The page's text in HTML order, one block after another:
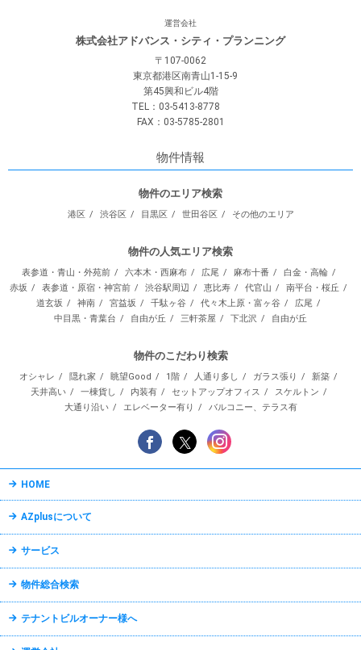
運営会社
株式会社アドバンス・シティ・プランニング
〒107-0062
東京都港区南青山1-15-9
第45興和ビル4階
TEL：03-5413-8778
FAX：03-5785-2801
物件情報
物件のエリア検索
港区 渋谷区 目黒区 世田谷区 その他のエリア
物件の人気エリア検索
表参道・青山・外苑前 六本木・西麻布 広尾 麻布十番
白金・高輪
赤坂
表参道・原宿・神宮前 渋谷駅周辺 恵比寿 代官山
南平台・桜丘
道玄坂
神南 宮益坂 千駄ヶ谷 代々木上原・富ヶ谷
広尾
中目黒・青葉台
自由が丘 三軒茶屋 下北沢 自由が丘
物件のこだわり検索
オシャレ 隠れ家 眺望Good 1階 人通り多し ガラス張り
新築
天井高い
一棟貨し 内装有 セットアップオフィス
スケルトン
大通り沿い
エレベーター有り バルコニー、テラス有
HOME
AZplusについて
サービス
物件総合検索
テナントビルオーナー様へ